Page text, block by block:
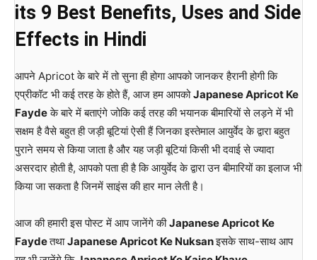
its 9 Best Benefits, Uses and Side
Effects in Hindi
आपने Apricot के बारे में तो सुना ही होगा आपको जानकर हैरानी होगी कि
एप्रीकॉट भी कई तरह के होते हैं, आज हम आपकोJapanese Apricot Ke
Faydeके बारे में बताएंगे जोकि कई तरह की भयानक बीमारियों से लड़ने में भी
सक्षम है वैसे बहुत ही जड़ी बूटियां ऐसी हैं जिनका इस्तेमाल आयुर्वेद के द्वारा बहुत
पुराने समय से किया जाता है और यह जड़ी बूटियां किसी भी दवाई से ज्यादा
असरदार होती है, आपको पता ही है कि आयुर्वेद के द्वारा उन बीमारियों का इलाज भी
किया जा सकता है जिनमें साइंस की हार मान लेती है।
आज की हमारी इस पोस्ट में आप जानेंगे कीJapanese Apricot Ke
FaydeतथाJapanese Apricot Ke Nuksanइसके साथ-साथ आप